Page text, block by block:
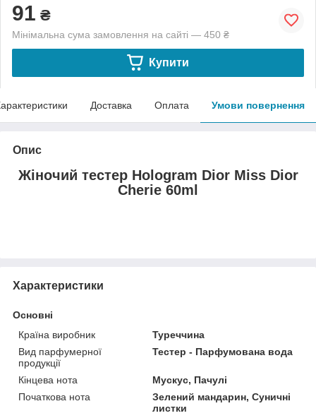
91 ₴
Мінімальна сума замовлення на сайті — 450 ₴
Купити
Доставка Оплата Умови повернення
Опис
Жіночий тестер Hologram Dior Miss Dior
Cherie 60ml
Характеристики
Основні
Країна виробник
Туреччина
Вид парфумерної
продукції
Тестер - Парфумована вода
Кінцева нота
Мускус, Пачулі
Початкова нота
Зелений мандарин, Суничні
листки